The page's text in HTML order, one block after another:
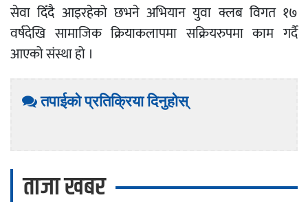
सेवा दिँदै आइरहेको छभने अभियान युवा क्लब विगत १७
वर्षदेखि सामाजिक क्रियाकलापमा सक्रियरुपमा काम गर्दै
आएको संस्था हो ।
तपाईको प्रतिक्रिया दिनुहोस्
ताजा खबर